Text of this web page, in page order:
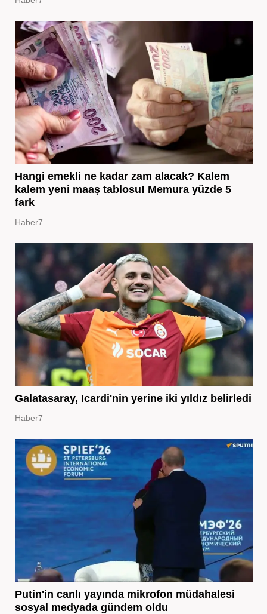
Hangi emekli ne kadar zam alacak? Kalem
kalem yeni maaş tablosu! Memura yüzde 5
fark
Haber7
Galatasaray, Icardi'nin yerine iki yıldız belirledi
Haber7
Putin'in canlı yayında mikrofon müdahalesi
sosyal medyada gündem oldu